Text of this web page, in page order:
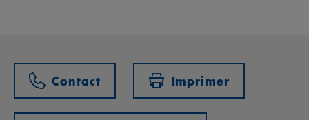
Contact Imprimer